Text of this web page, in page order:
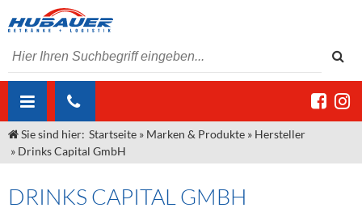
ÜBER UNS
Unser Liefergebiet
Angebote Gastronomie & Großhandel
MARKEN & PRODUKTE
Sie sind hier: Startseite » Marken & Produkte » Hersteller
» Drinks Capital GmbH
DRINKS CAPITAL GMBH